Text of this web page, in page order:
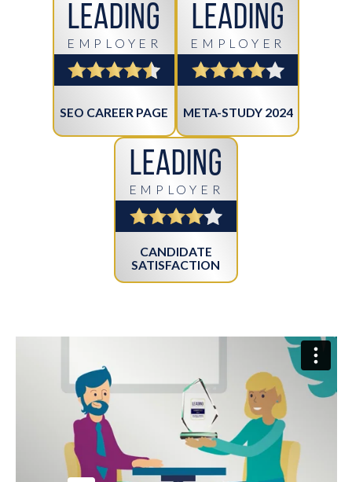
Leading
EMPLOYER
SEO CAREER PAGE
Leading
EMPLOYER
META-STUDY 2024
Leading
EMPLOYER
CANDIDATE
SATISFACTION